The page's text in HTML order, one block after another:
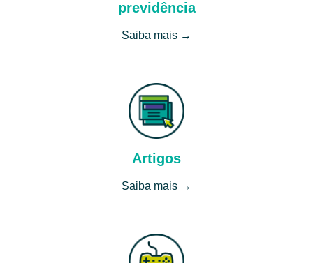
previdência
Saiba mais →
Artigos
Saiba mais →